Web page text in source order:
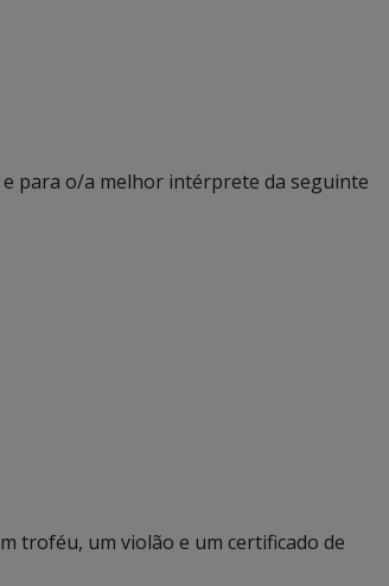
para o/a melhor intérprete da seguinte
troféu, um violão e um certificado de